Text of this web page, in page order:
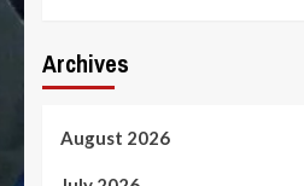
Archives
August 2026